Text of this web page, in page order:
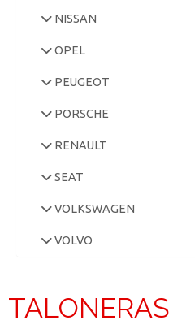
NISSAN
OPEL
PEUGEOT
PORSCHE
RENAULT
SEAT
VOLKSWAGEN
VOLVO
TALONERAS